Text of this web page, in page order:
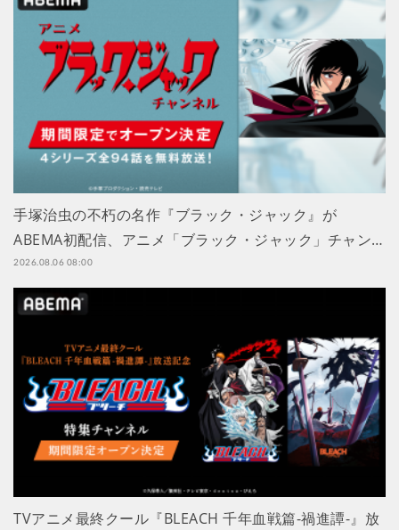
手塚治虫の不朽の名作『ブラック・ジャック』が
ABEMA初配信、アニメ「ブラック・ジャック」チャン…
2026.08.06 08:00
TVアニメ最終クール『BLEACH 千年血戦篇-禍進譚-』放